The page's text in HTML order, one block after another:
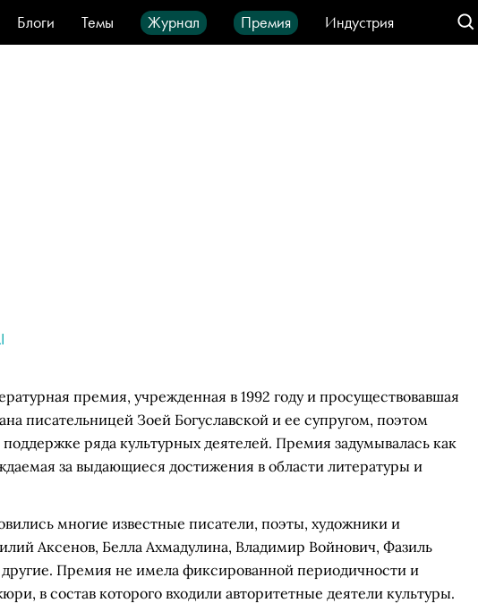
Блоги Темы Журнал Премия
Индустрия
Стиль
Видео Город IT-продукты
премия, учрежденная в 1992 году и просуществовавшая
писательницей Зоей Богуславской и ее супругом, поэтом
ряда культурных деятелей. Премия задумывалась как
за выдающиеся достижения в области литературы и
многие известные писатели, поэты, художники и
Аксенов, Белла Ахмадулина, Владимир Войнович, Фазиль
Премия не имела фиксированной периодичности и
в состав которого входили авторитетные деятели культуры.